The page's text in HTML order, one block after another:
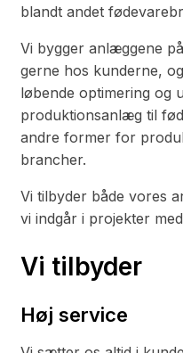
blandt andet
Vi bygger anlæggene
gerne hos kunderne,
løbende optimering og
produktionsanlæg til
andre former for
brancher.
Vi tilbyder både vores
vi indgår i projekter
Vi tilbyder
Høj service